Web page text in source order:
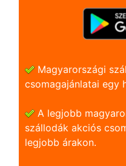
Magyarországi
csomagajánlatai egy
A legjobb
szállodák akciós
legjobb árakon.